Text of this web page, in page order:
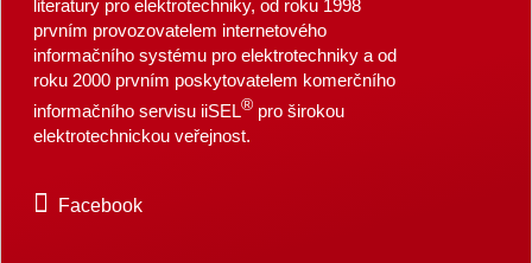
literatury pro elektrotechniky, od roku 1998
prvním provozovatelem internetového
informačního systému pro elektrotechniky a od
roku 2000 prvním poskytovatelem komerčního
informačního servisu iiSEL®pro širokou
elektrotechnickou veřejnost.
Facebook